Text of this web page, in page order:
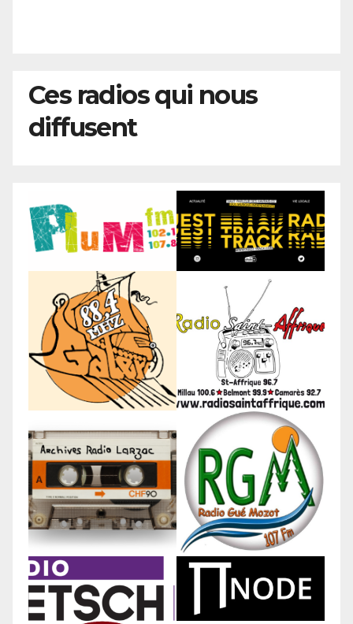
Ces radios qui nous
diffusent